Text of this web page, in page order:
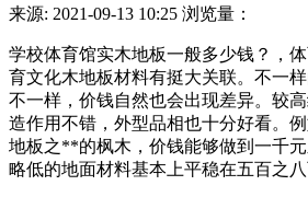
来源: 2021-09-13 10:25 浏览量：
学校体育馆实木地板一般多少钱？，
育文化木地板材料有挺大关联。不一
不一样，价钱自然也会出现差异。较
造作用不错，外型品相也十分好看。
地板之**的枫木，价钱能够做到一千
略低的地面材料基本上平稳在五百之八